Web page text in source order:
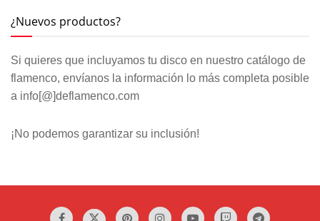
¿Nuevos productos?
Si quieres que incluyamos tu disco en nuestro catálogo de
flamenco, envíanos la información lo más completa posible
a info[@]deflamenco.com
¡No podemos garantizar su inclusión!